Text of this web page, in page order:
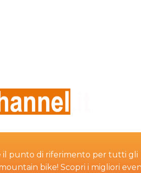
il punto di riferimento per tutti gli
bike! Scopri i migliori